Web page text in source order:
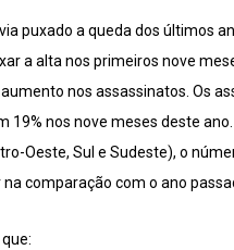
puxado a queda dos últimos
a alta nos primeiros nove
nos assassinatos. Os
19% nos nove meses deste
Oeste, Sul e Sudeste), o
comparação com o ano